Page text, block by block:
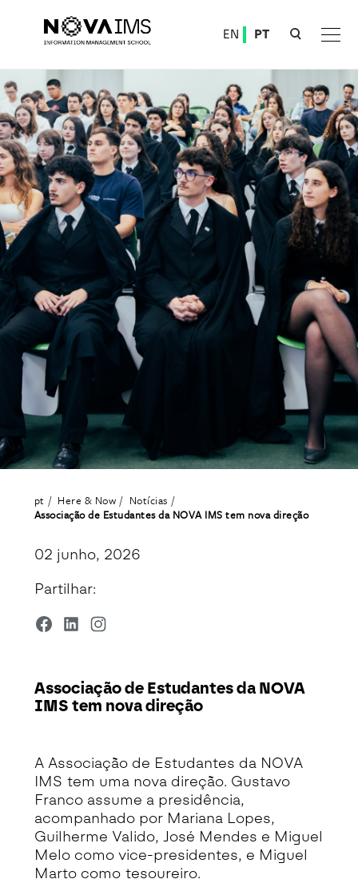
EN PT
Associação de Estudantes da NOVA IMS tem nova direção
pt Here & Now
Notícias
Associação de Estudantes da NOVA IMS tem nova direção
02 junho, 2026
Partilhar:
Associação de Estudantes da NOVA
IMS tem nova direção
A Associação de Estudantes da NOVA
IMS tem uma nova direção. Gustavo
Franco assume a presidência,
acompanhado por Mariana Lopes,
Guilherme Valido, José Mendes e Miguel
Melo como vice-presidentes, e Miguel
Marto como tesoureiro.